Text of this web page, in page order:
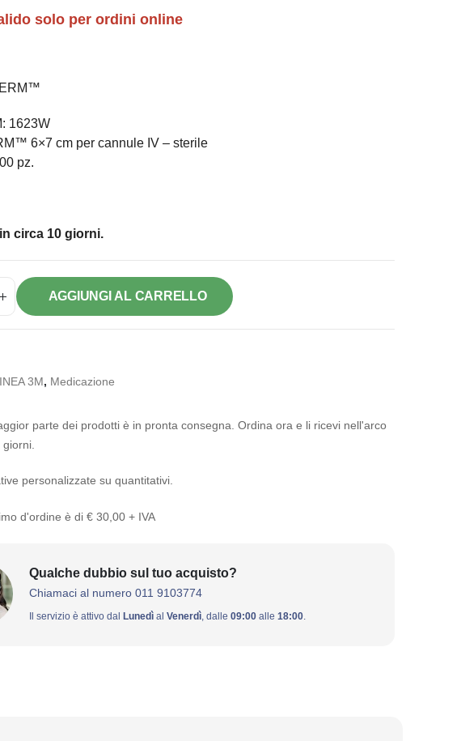
solo per ordini online
1623W
6×7 cm per cannule IV – sterile
pz.
circa 10 giorni.
AGGIUNGI AL CARRELLO
3M , Medicazione
parte dei prodotti è in pronta consegna. Ordina ora e li ricevi nell'arco
personalizzate su quantitativi.
d'ordine è di € 30,00 + IVA
Qualche dubbio sul tuo acquisto?
Chiamaci al numero 011 9103774
Il servizio è attivo dal Lunedìal Venerdì, dalle 09:00alle 18:00.